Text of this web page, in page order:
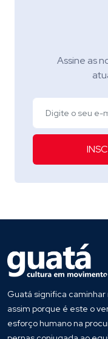
Assine as
Guatá significa caminhar
assim porque é este o
esforço humano na